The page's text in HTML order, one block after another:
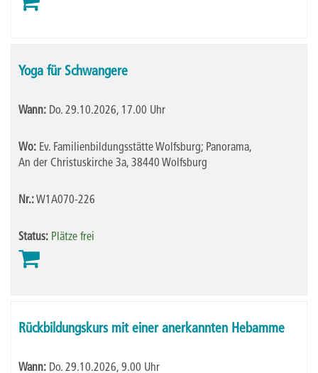
Yoga für Schwangere
Wann: Do. 29.10.2026, 17.00 Uhr
Wo: Ev. Familienbildungsstätte Wolfsburg; Panorama,
An der Christuskirche 3a, 38440 Wolfsburg
Nr.:W1A070-226
Status: Plätze frei
Rückbildungskurs mit einer anerkannten Hebamme
Wann: Do. 29.10.2026, 9.00 Uhr